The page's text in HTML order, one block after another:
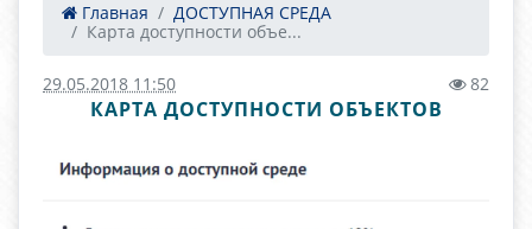
Главная
ДОСТУПНАЯ СРЕДА
Карта доступности объе...
29.05.2018 11:50 82
КАРТА ДОСТУПНОСТИ ОБЪЕКТОВ